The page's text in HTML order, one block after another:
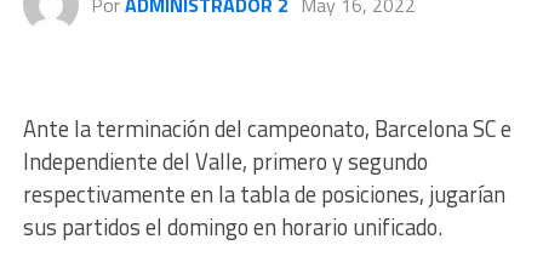
Ante la terminación del campeonato, Barcelona SC e
Independiente del Valle, primero y segundo
respectivamente en la tabla de posiciones, jugarían
sus partidos el domingo en horario unificado.